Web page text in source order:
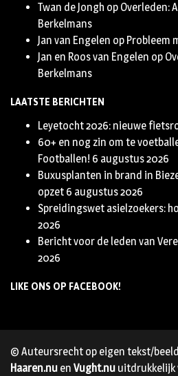
Twan de Jongh op Overleden:
Berkelmans
Jan van Engelen op Probleem
Jan en Roos van Engelen op
Berkelmans
LAATSTE BERICHTEN
Leyetocht 2026: nieuwe
60+ en nog zin om te
Footballen! 6 augustus 2026
Buxusplanten in brand in
opzet 6 augustus 2026
Spreidingswet asielzoekers:
2026
Bericht voor de leden van
2026
LIKE ONS OP FACEBOOK!
© Auteursrecht op eigen tekst/
Haaren.nu en Vught.nu uitdrukkelijk